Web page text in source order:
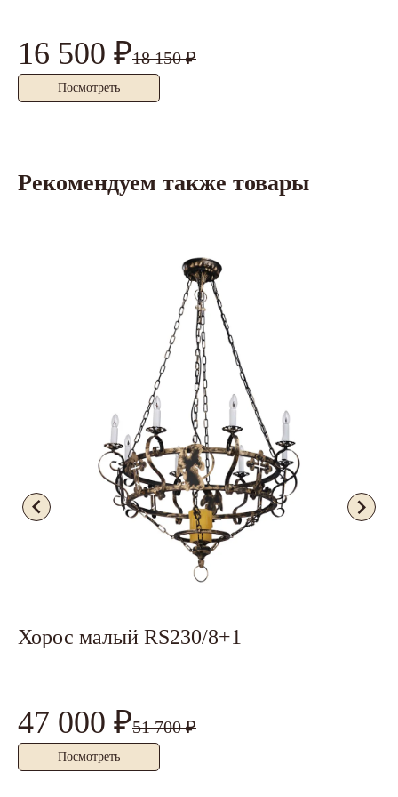
16 500 ₽18 150 ₽
Посмотреть
Рекомендуем также товары
Хорос малый RS230/8+1
47 000 ₽51 700 ₽
Посмотреть